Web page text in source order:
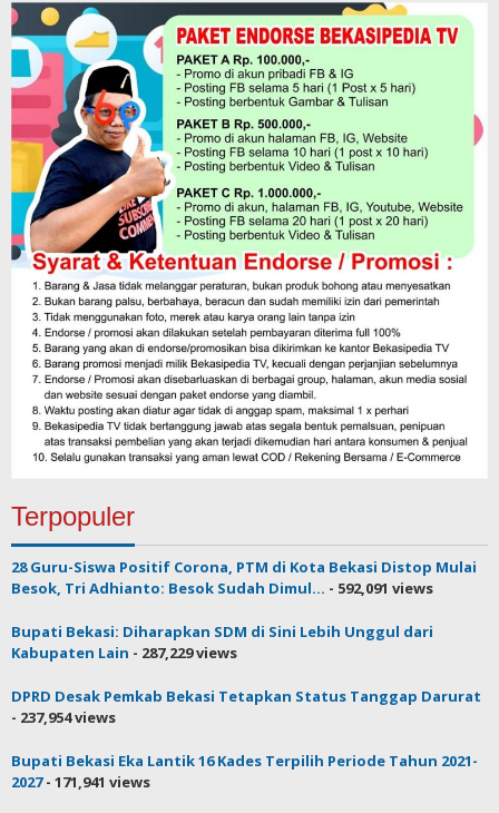
Terpopuler
28 Guru-Siswa Positif Corona, PTM di Kota Bekasi Distop Mulai
Besok, Tri Adhianto: Besok Sudah Dimul... - 592,091 views
Bupati Bekasi: Diharapkan SDM di Sini Lebih Unggul dari
Kabupaten Lain - 287,229 views
DPRD Desak Pemkab Bekasi Tetapkan Status Tanggap Darurat
- 237,954 views
Bupati Bekasi Eka Lantik 16 Kades Terpilih Periode Tahun 2021-
2027- 171,941 views